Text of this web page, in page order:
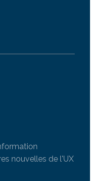
nouvelles de l'UX